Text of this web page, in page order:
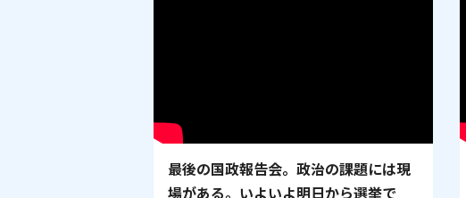
最後の国政報告会。政治の課題には現
場がある。いよいよ明日から選挙で